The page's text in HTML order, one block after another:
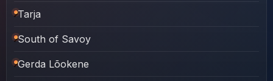
Tarja
South of Savoy
Gerda Lõokene